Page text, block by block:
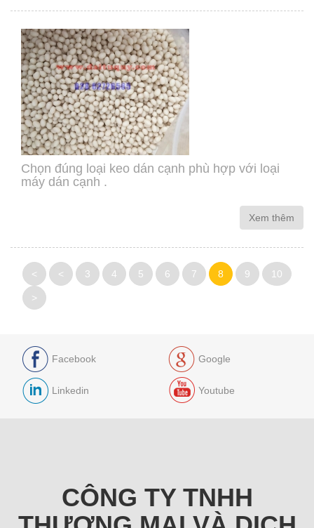
Chọn đúng loại keo dán cạnh phù hợp với loại
máy dán cạnh .
Xem thêm
< < 3 4 5 6 7 8 9 10
>
Facebook Google
Linkedin Youtube
CÔNG TY TNHH